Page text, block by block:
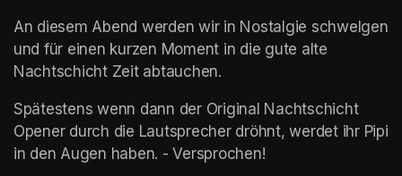
An diesem Abend werden wir in Nostalgie schwelgen
und für einen kurzen Moment in die gute alte
Nachtschicht Zeit abtauchen.
Spätestens wenn dann der Original Nachtschicht
Opener durch die Lautsprecher dröhnt, werdet ihr Pipi
in den Augen haben. - Versprochen!